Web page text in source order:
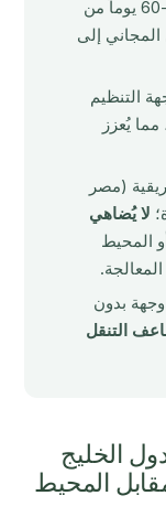
هي الأسرع عالمياً, جنسية في 45-60 يوماً من
المجاني إلى
التنظيم
الجديدة العاملة منذ أبريل 2026، مما يُعزز
(مصر
لا يُضاهي
المحيط
يتمتع حاملو جوازات دول الخليج بـ60-90 وجهة بدون
التنقل
الخليج
مقابل المحيط